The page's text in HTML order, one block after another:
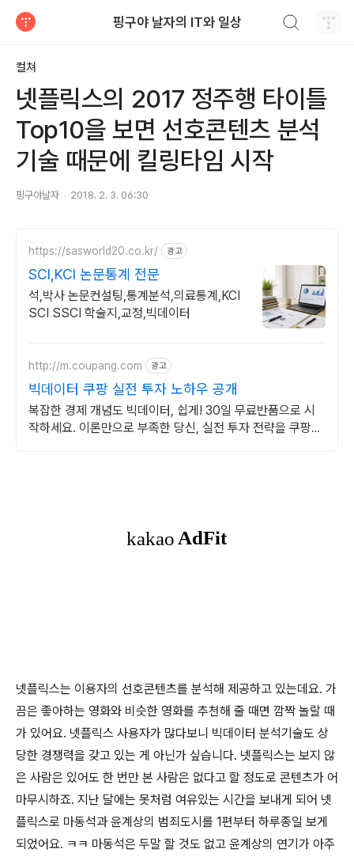
핑구야 날자의 IT와 일상
컬쳐
넷플릭스의 2017 정주행 타이틀
Top10을 보면 선호콘텐츠 분석
기술 때문에 킬링타임 시작
핑구야날자 2018. 2. 3. 06:30
https://sasworld20.co.kr/ 광고
SCI,KCI 논문통계 전문
석,박사 논문컨설팅,통계분석,의료통계,KCI
SCI SSCI 학술지,교정,빅데이터
http://m.coupang.com 광고
빅데이터 쿠팡 실전 투자 노하우 공개
복잡한 경제 개념도 빅데이터, 쉽게! 30일 무료반품으로 시
작하세요. 이론만으로 부족한 당신, 실전 투자 전략을 쿠팡에
넷플릭스는 이용자의 선호콘텐츠를 분석해 제공하고 있는데요. 가
끔은 좋아하는 영화와 비슷한 영화를 추천해 줄 때면 깜짝 놀랄 때
가 있어요. 넷플릭스 사용자가 많다보니 빅데이터 분석기술도 상
당한 경쟁력을 갖고 있는 게 아닌가 싶습니다. 넷플릭스는 보지 않
은 사람은 있어도 한 번만 본 사람은 없다고 할 정도로 콘텐츠가 어
마무시하죠. 지난 달에는 못처럼 여유있는 시간을 보내게 되어 넷
플릭스로 마동석과 윤계상의 범죄도시를 1편부터 하루종일 보게
되었어요. ㅋㅋ 마동석은 두말 할 것도 없고 윤계상의 연기가 아주